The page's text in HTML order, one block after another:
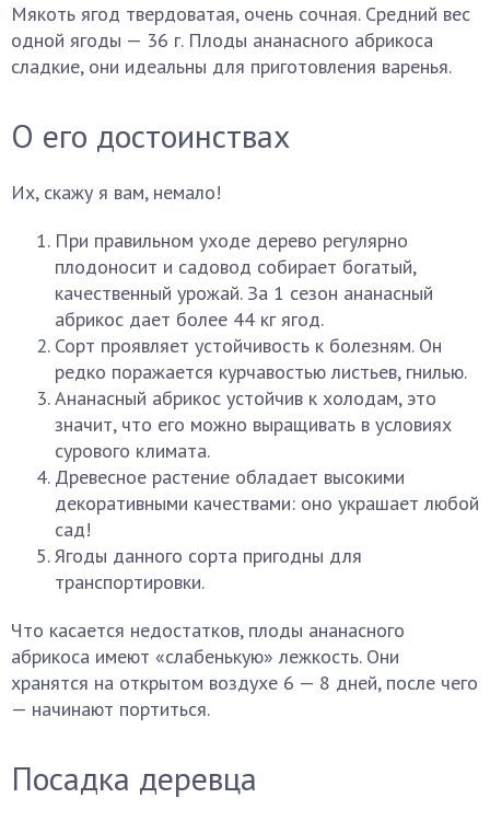
Мякоть ягод твердоватая, очень сочная. Средний вес
одной ягоды — 36 г. Плоды ананасного абрикоса
сладкие, они идеальны для приготовления варенья.
О его достоинствах
Их, скажу я вам, немало!
При правильном уходе дерево регулярно
плодоносит и садовод собирает богатый,
качественный урожай. За 1 сезон ананасный
абрикос дает более 44 кг ягод.
Сорт проявляет устойчивость к болезням. Он
редко поражается курчавостью листьев, гнилью.
Ананасный абрикос устойчив к холодам, это
значит, что его можно выращивать в условиях
сурового климата.
Древесное растение обладает высокими
декоративными качествами: оно украшает любой
сад!
Ягоды данного сорта пригодны для
транспортировки.
Что касается недостатков, плоды ананасного
абрикоса имеют «слабенькую» лежкость. Они
хранятся на открытом воздухе 6 — 8 дней, после чего
— начинают портиться.
Посадка деревца